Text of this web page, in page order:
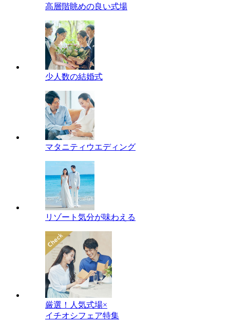
高層階眺めの良い式場
少人数の結婚式
マタニティウエディング
リゾート気分が味わえる
厳選！人気式場×
イチオシフェア特集